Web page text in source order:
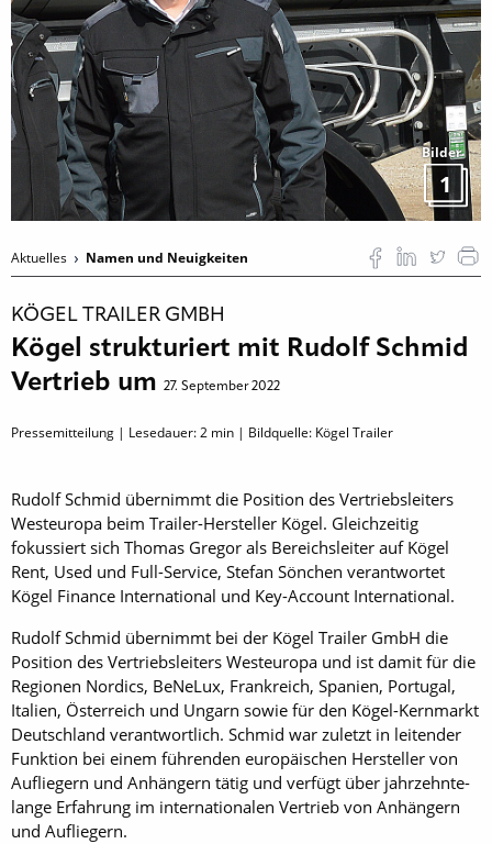
Bilder
1
Aktuelles Namen und Neuigkeiten
KÖGEL TRAILER GMBH
Kögel strukturiert mit Rudolf Schmid
Vertrieb um 27. September 2022
Pressemitteilung | Lesedauer:2 min | Bildquelle: Kögel Trailer
Rudolf Schmid übernimmt die Position des Vertriebsleiters
Westeuropa beim Trailer-Hersteller Kögel. Gleichzeitig
fokussiert sich Thomas Gregor als Bereichsleiter auf Kögel
Rent, Used und Full-Service, Stefan Sönchen verantwortet
Kögel Finance International und Key-Account International.
Rudolf Schmid übernimmt bei der Kögel Trailer GmbH die
Position des Vertriebsleiters Westeuropa und ist damit für die
Regionen Nordics, BeNeLux, Frankreich, Spanien, Portugal,
Italien, Österreich und Ungarn sowie für den Kögel-Kernmarkt
Deutschland verantwortlich. Schmid war zuletzt in leitender
Funktion bei einem führenden europäischen Hersteller von
Aufliegern und Anhängern tätig und verfügt über jahrzehnte­
lange Erfahrung im internationalen Vertrieb von Anhängern
und Aufliegern.